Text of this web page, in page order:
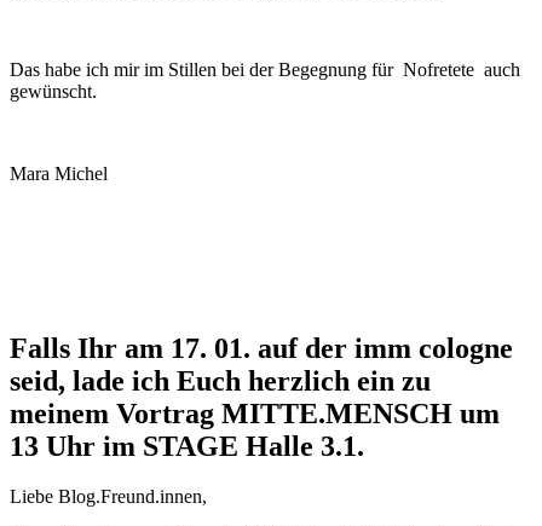
Das habe ich mir im Stillen bei der Begegnung für Nofretete auch
gewünscht.
Mara Michel
Falls Ihr am 17. 01. auf der imm cologne
seid, lade ich Euch herzlich ein zu
meinem Vortrag MITTE.MENSCH um
13 Uhr im STAGE Halle 3.1.
Liebe Blog.Freund.innen,